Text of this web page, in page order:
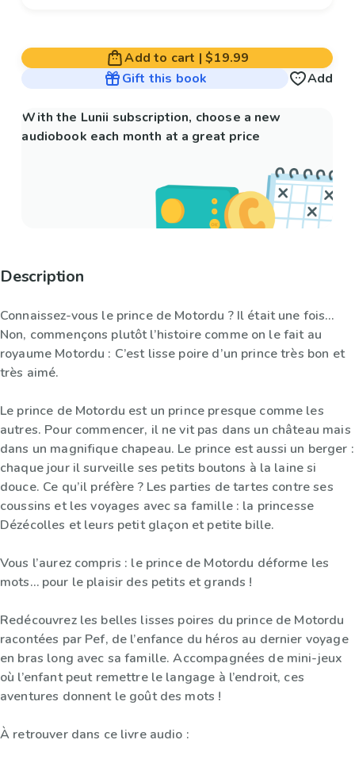
Add to cart |$19.99
Gift this book
Add
With the Lunii subscription, choose a new
audiobook each month at a great price
Description
Connaissez-vous le prince de Motordu ? Il était une fois…
Non, commençons plutôt l’histoire comme on le fait au
royaume Motordu : C’est lisse poire d’un prince très bon et
très aimé.
Le prince de Motordu est un prince presque comme les
autres. Pour commencer, il ne vit pas dans un château mais
dans un magnifique chapeau. Le prince est aussi un berger :
chaque jour il surveille ses petits boutons à la laine si
douce. Ce qu’il préfère ? Les parties de tartes contre ses
coussins et les voyages avec sa famille : la princesse
Dézécolles et leurs petit glaçon et petite bille.
Vous l’aurez compris : le prince de Motordu déforme les
mots… pour le plaisir des petits et grands !
Redécouvrez les belles lisses poires du prince de Motordu
racontées par Pef, de l’enfance du héros au dernier voyage
en bras long avec sa famille. Accompagnées de mini-jeux
où l’enfant peut remettre le langage à l’endroit, ces
aventures donnent le goût des mots !
À retrouver dans ce livre audio :